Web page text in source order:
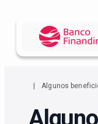
Algunos